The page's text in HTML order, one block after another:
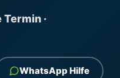
Termin ·
WhatsApp Hilfe